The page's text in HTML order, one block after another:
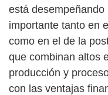
está
importante tanto en
como en el de la
que combinan altos
producción y
con las ventajas